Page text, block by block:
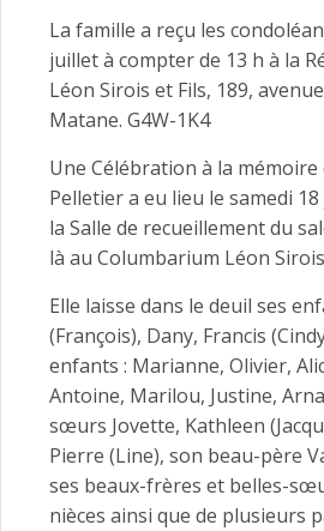
La famille a reçu les
juillet à compter de 13 h à la
Léon Sirois et Fils, 189,
Matane. G4W-1K4
Une Célébration à la mémoire
Pelletier a eu lieu le samedi
la Salle de recueillement du
là au Columbarium Léon
Elle laisse dans le deuil ses
(François), Dany, Francis
enfants : Marianne, Olivier,
Antoine, Marilou, Justine,
sœurs Jovette, Kathleen
Pierre (Line), son beau-père
ses beaux-frères et belles-
nièces ainsi que de plusieurs